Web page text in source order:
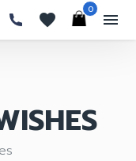
favorites
0
menu